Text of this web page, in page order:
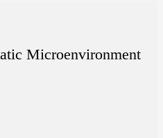
Microenvironment